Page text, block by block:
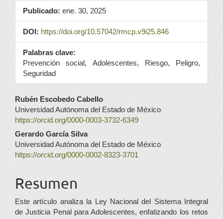
Publicado: ene. 30, 2025
DOI: https://doi.org/10.57042/rmcp.v9i25.846
Palabras clave:
Prevención social, Adolescentes, Riesgo, Peligro,
Seguridad
Contenido
principal
del
artículo
Rubén Escobedo Cabello
Universidad Autónoma del Estado de México
https://orcid.org/0000-0003-3732-6349
Gerardo García Silva
Universidad Autónoma del Estado de México
https://orcid.org/0000-0002-8323-3701
Resumen
Este artículo analiza la Ley Nacional del Sistema Integral
de Justicia Penal para Adolescentes, enfatizando los retos